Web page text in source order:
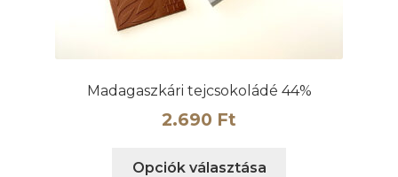
Madagaszkári tejcsokoládé 44%
2.690 Ft
Opciók választása